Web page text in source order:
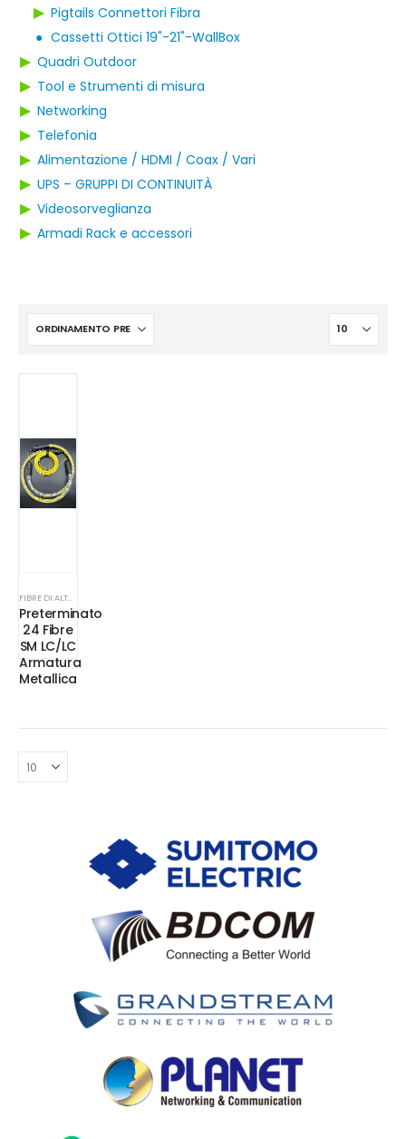
▶ Pigtails Connettori Fibra
● Cassetti Ottici 19"-21"-WallBox
▶ Quadri Outdoor
▶ Tool e Strumenti di misura
▶ Networking
▶ Telefonia
▶ Alimentazione / HDMI / Coax / Vari
▶ UPS – GRUPPI DI CONTINUITÀ
▶ Videosorveglianza
▶ Armadi Rack e accessori
Preterminato
24 Fibre
SM LC/LC
Armatura
Metallica